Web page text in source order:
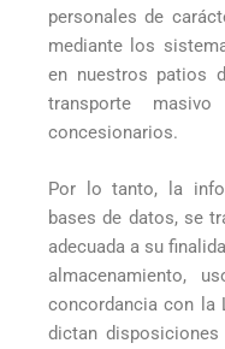
personales de
mediante los
en nuestros patios
transporte
concesionarios.
Por lo tanto, la
bases de datos, se
adecuada a su
almacenamiento,
concordancia con la
dictan